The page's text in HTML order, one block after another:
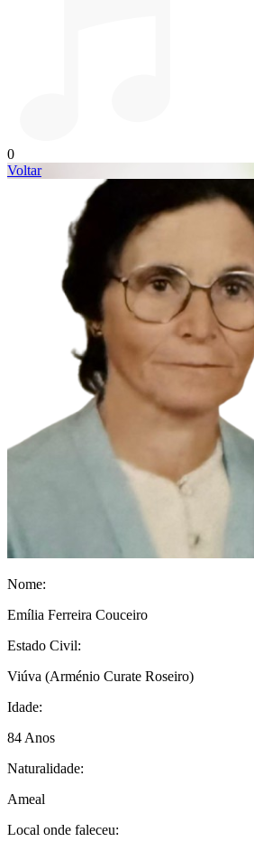
0
Voltar
Nome:
Emília Ferreira Couceiro
Estado Civil:
Viúva (Arménio Curate Roseiro)
Idade:
84 Anos
Naturalidade:
Ameal
Local onde faleceu: